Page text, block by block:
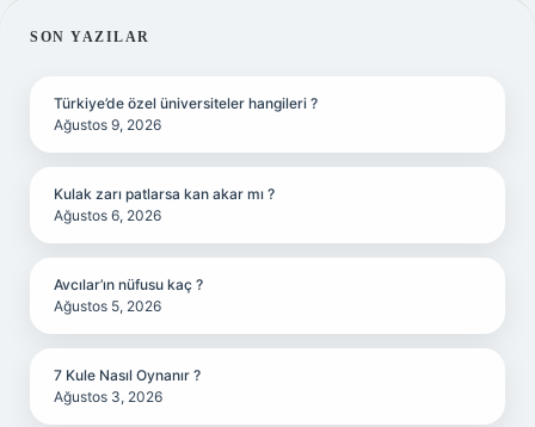
SIDEBAR
SON YAZILAR
Türkiye’de özel üniversiteler hangileri ?
Ağustos 9, 2026
Kulak zarı patlarsa kan akar mı ?
Ağustos 6, 2026
Avcılar’ın nüfusu kaç ?
Ağustos 5, 2026
7 Kule Nasıl Oynanır ?
Ağustos 3, 2026